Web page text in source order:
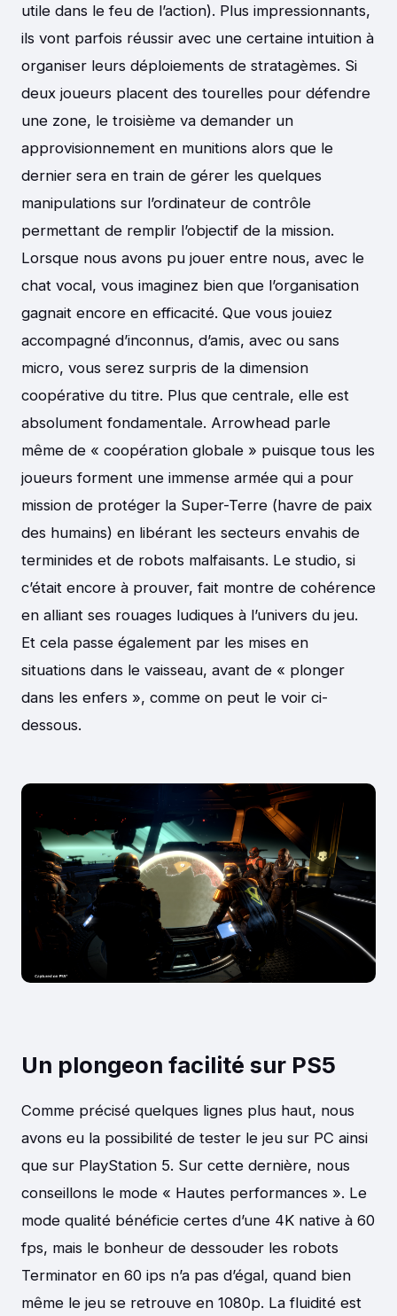
utile dans le feu de l’action). Plus impressionnants,
ils vont parfois réussir avec une certaine intuition à
organiser leurs déploiements de stratagèmes. Si
deux joueurs placent des tourelles pour défendre
une zone, le troisième va demander un
approvisionnement en munitions alors que le
dernier sera en train de gérer les quelques
manipulations sur l’ordinateur de contrôle
permettant de remplir l’objectif de la mission.
Lorsque nous avons pu jouer entre nous, avec le
chat vocal, vous imaginez bien que l’organisation
gagnait encore en efficacité. Que vous jouiez
accompagné d’inconnus, d’amis, avec ou sans
micro, vous serez surpris de la dimension
coopérative du titre. Plus que centrale, elle est
absolument fondamentale. Arrowhead parle
même de « coopération globale » puisque tous les
joueurs forment une immense armée qui a pour
mission de protéger la Super-Terre (havre de paix
des humains) en libérant les secteurs envahis de
terminides et de robots malfaisants. Le studio, si
c’était encore à prouver, fait montre de cohérence
en alliant ses rouages ludiques à l’univers du jeu.
Et cela passe également par les mises en
situations dans le vaisseau, avant de « plonger
dans les enfers », comme on peut le voir ci-
dessous.
Un plongeon facilité sur PS5
Comme précisé quelques lignes plus haut, nous
avons eu la possibilité de tester le jeu sur PC ainsi
que sur PlayStation 5. Sur cette dernière, nous
conseillons le mode « Hautes performances ». Le
mode qualité bénéficie certes d’une 4K native à 60
fps, mais le bonheur de dessouder les robots
Terminator en 60 ips n’a pas d’égal, quand bien
même le jeu se retrouve en 1080p. La fluidité est